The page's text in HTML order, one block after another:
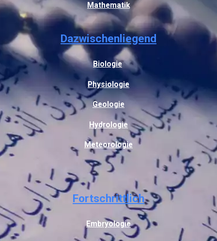
Mathematik
Dazwischenliegend
Biologie
Physiologie
Geologie
Hydrologie
Meteorologie
Fortschrittlich
Embryologie